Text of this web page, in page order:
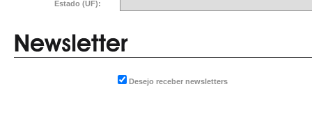
Estado (UF):
Desejo receber newsletters